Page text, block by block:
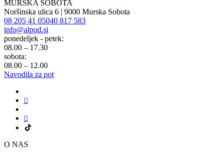
MURSKA SOBOTA
Noršinska ulica 6 | 9000 Murska Sobota
08 205 41 05040 817 583
info@alpod.si
ponedeljek - petek:
08.00 – 17.30
sobota:
08.00 – 12.00
Navodila za pot
O NAS